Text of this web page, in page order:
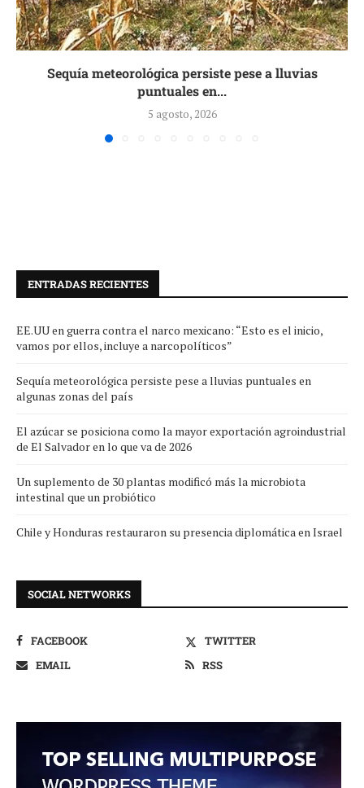
Sequía meteorológica persiste pese a lluvias
puntuales en...
5 agosto, 2026
ENTRADAS RECIENTES
EE.UU en guerra contra el narco mexicano: “Esto es el inicio,
vamos por ellos, incluye a narcopolíticos”
Sequía meteorológica persiste pese a lluvias puntuales en
algunas zonas del país
El azúcar se posiciona como la mayor exportación agroindustrial
de El Salvador en lo que va de 2026
Un suplemento de 30 plantas modificó más la microbiota
intestinal que un probiótico
Chile y Honduras restauraron su presencia diplomática en Israel
SOCIAL NETWORKS
FACEBOOK
TWITTER
EMAIL
RSS